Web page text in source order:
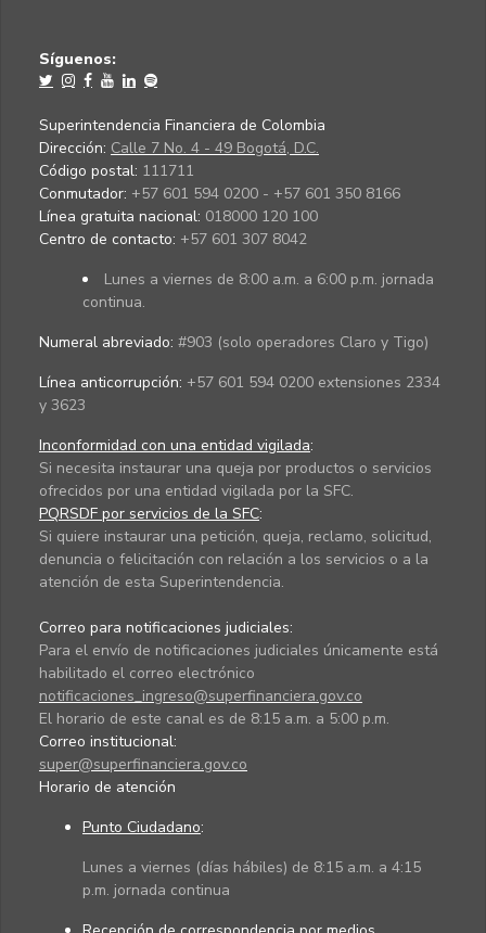
Síguenos:
Superintendencia Financiera de Colombia
Dirección: Calle 7 No. 4 - 49 Bogotá, D.C.
Código postal: 111711
Conmutador: +57 601 594 0200 - +57 601 350 8166
Línea gratuita nacional: 018000 120 100
Centro de contacto: +57 601 307 8042
Lunes a viernes de 8:00 a.m. a 6:00 p.m. jornada
continua.
Numeral abreviado: #903 (solo operadores Claro y Tigo)
Línea anticorrupción: +57 601 594 0200 extensiones 2334
y 3623
Inconformidad con una entidad vigilada:
Si necesita instaurar una queja por productos o servicios
ofrecidos por una entidad vigilada por la SFC.
PQRSDF por servicios de la SFC:
Si quiere instaurar una petición, queja, reclamo, solicitud,
denuncia o felicitación con relación a los servicios o a la
atención de esta Superintendencia.
Correo para notificaciones judiciales:
Para el envío de notificaciones judiciales únicamente está
habilitado el correo electrónico
notificaciones_ingreso@superfinanciera.gov.co
El horario de este canal es de 8:15 a.m. a 5:00 p.m.
Correo institucional:
super@superfinanciera.gov.co
Horario de atención
Punto Ciudadano:
Lunes a viernes (días hábiles) de 8:15 a.m. a 4:15
p.m. jornada continua